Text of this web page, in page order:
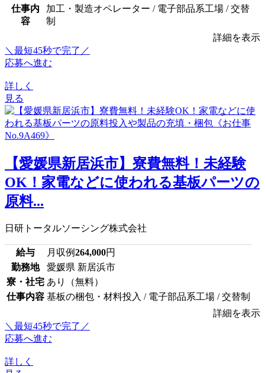
仕事内
容
加工・製造オペレーター / 電子部品系工場 / 交替
制
詳細を表示
＼最短45秒で完了／
応募へ進む
詳しく
見る
【愛媛県新居浜市】寮費無料！未経験
OK！家電などに使われる基板パーツの
原料...
日研トータルソーシング株式会社
給与 月収例264,000円
勤務地
愛媛県 新居浜市
寮・社宅 あり（無料）
仕事内容 基板の梱包・材料投入 / 電子部品系工場 / 交替制
詳細を表示
＼最短45秒で完了／
応募へ進む
詳しく